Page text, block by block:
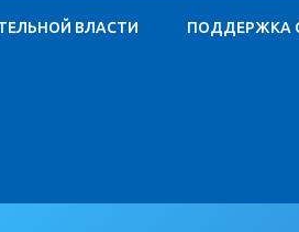
ВЛАСТИ ПОДДЕРЖКА